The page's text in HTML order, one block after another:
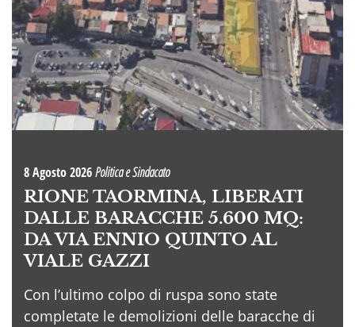
8 Agosto 2026Politica e Sindacato
RIONE TAORMINA, LIBERATI
DALLE BARACCHE 5.600 MQ:
DA VIA ENNIO QUINTO AL
VIALE GAZZI
Con l’ultimo colpo di ruspa sono state
completate le demolizioni delle baracche di